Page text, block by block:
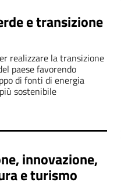
realizzare la transizione
paese favorendo
di fonti di energia
sostenibile
innovazione,
e turismo